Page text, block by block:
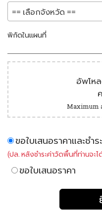
== เลือกจังหวัด ==
พิกัดในแผนที่
อัพโห
Maximum
ขอใบเสนอราคาและชำ
(ปล. หลังชำระค่าวัดพื้นที่ท่านจะ
ขอใบเสนอราคา